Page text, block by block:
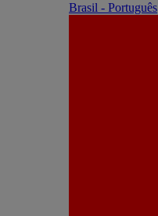
Brasil - Português